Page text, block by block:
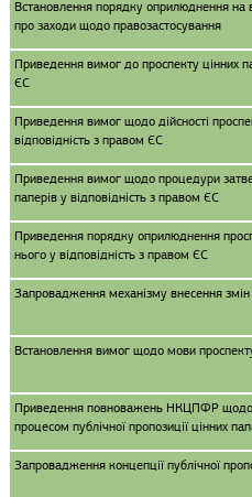
Встановлення порядку оприлюднення
про заходи щодо правозастосування
Приведення вимог до проспекту цінних
ЄС
Приведення вимог щодо дійсності
відповідність з правом ЄС
Приведення вимог щодо процедури
паперів у відповідність з правом ЄС
Приведення порядку оприлюднення
нього у відповідність з правом ЄС
Запровадження механізму внесення змін
Встановлення вимог щодо мови
Приведення повноважень НКЦПФР щодо
процесом публічної пропозиції цінних
Запровадження концепції публічної